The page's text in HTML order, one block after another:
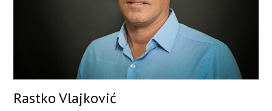
Rastko Vlajković